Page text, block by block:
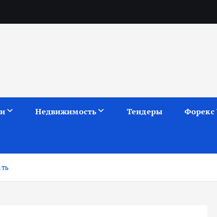
Недвижимость Тендеры Форекс